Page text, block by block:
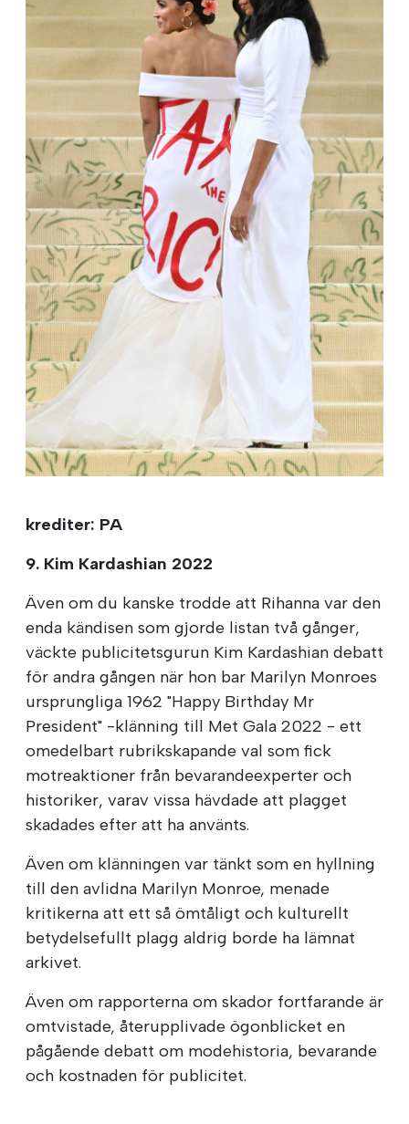
krediter: PA
9. Kim Kardashian 2022
Även om du kanske trodde att Rihanna var den
enda kändisen som gjorde listan två gånger,
väckte publicitetsgurun Kim Kardashian debatt
för andra gången när hon bar Marilyn Monroes
ursprungliga 1962 "Happy Birthday Mr
President" -klänning till Met Gala 2022 - ett
omedelbart rubrikskapande val som fick
motreaktioner från bevarandeexperter och
historiker, varav vissa hävdade att plagget
skadades efter att ha använts.
Även om klänningen var tänkt som en hyllning
till den avlidna Marilyn Monroe, menade
kritikerna att ett så ömtåligt och kulturellt
betydelsefullt plagg aldrig borde ha lämnat
arkivet.
Även om rapporterna om skador fortfarande är
omtvistade, återupplivade ögonblicket en
pågående debatt om modehistoria, bevarande
och kostnaden för publicitet.